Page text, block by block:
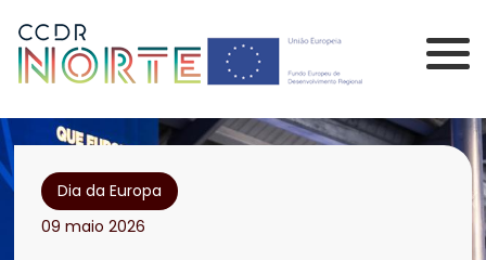
Comissão de
Dia da Europa
09 maio 2026